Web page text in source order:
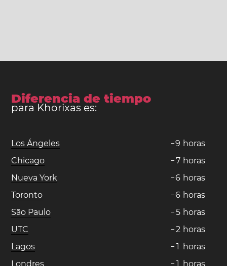
Diferencia de tiempo
para Khorixas es:
Los Ángeles −9 horas
Chicago
−7 horas
Nueva York
−6 horas
Toronto
−6 horas
São Paulo
−5 horas
UTC
−2 horas
Lagos
− 1 horas
Londres
− 1 horas